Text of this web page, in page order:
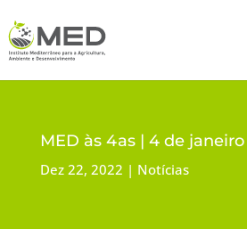
MED às 4as | 4 de janeiro
Dez 22, 2022 Notícias